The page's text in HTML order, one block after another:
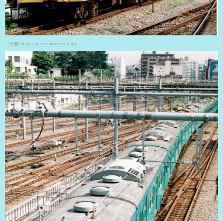
（出典 image.space.rakuten.co.jp）